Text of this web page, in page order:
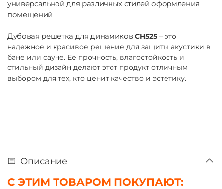
универсальной для различных стилей оформления
помещений
Дубовая решетка для динамиков CH525 – это
надежное и красивое решение для защиты акустики в
бане или сауне. Ее прочность, влагостойкость и
стильный дизайн делают этот продукт отличным
выбором для тех, кто ценит качество и эстетику.
Описание
С ЭТИМ ТОВАРОМ ПОКУПАЮТ: